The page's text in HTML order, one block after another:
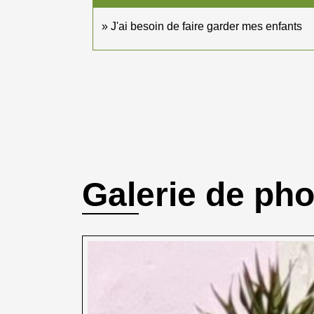
J'ai besoin de faire garder mes enfants
Galerie de